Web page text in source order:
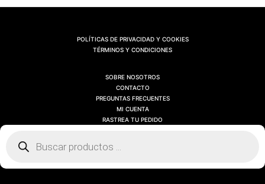
POLÍTICAS DE PRIVACIDAD Y COOKIES
TÉRMINOS Y CONDICIONES
SOBRE NOSOTROS
CONTACTO
PREGUNTAS FRECUENTES
MI CUENTA
RASTREA TU PEDIDO
Búsqueda